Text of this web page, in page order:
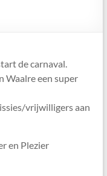
de carnaval.
Waalre een super
vrijwilligers aan
en Plezier